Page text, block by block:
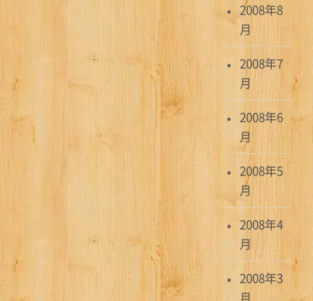
2008年8
月
2008年7
月
2008年6
月
2008年5
月
2008年4
月
2008年3
月